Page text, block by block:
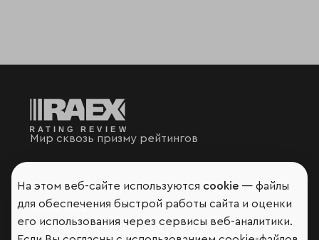
Мир сквозь призму рейтингов
Аналитика
Контактная информация
На этом веб-сайте используются cookie — файлы
для обеспечения быстрой работы сайта и оценки
его использования через сервисы веб-аналитики.